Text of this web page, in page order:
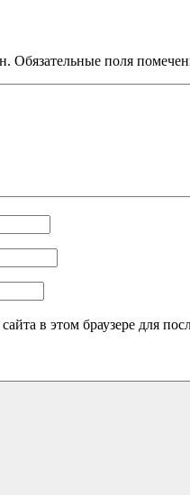
Обязательные поля
в этом браузере для